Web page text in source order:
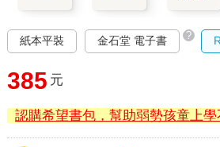
紙本平裝 金石堂 電子書 ?
385 元
認購希望書包，幫助弱勢孩童上學